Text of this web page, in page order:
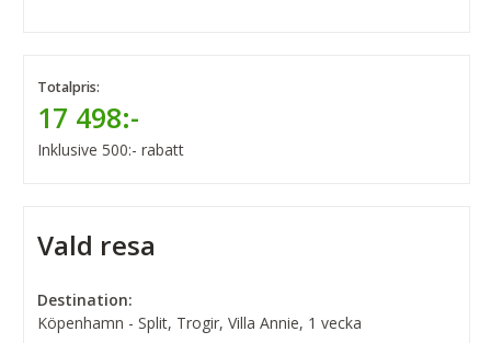
Totalpris:
17 498:-
Inklusive 500:- rabatt
Vald resa
Destination:
Köpenhamn - Split, Trogir, Villa Annie, 1 vecka